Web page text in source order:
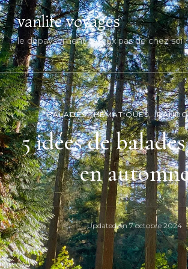
vanlife voyages
le dépaysement à deux pas de chez soi
BALADES THÉMATIQUES
5 idées de
en
Updated on7 octobre 2024